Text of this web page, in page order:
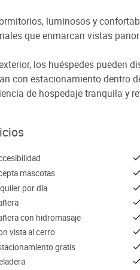
luminosos y
que enmarcan vistas
los huéspedes pueden
con estacionamiento dentro
de hospedaje tranquila y
mascotas
por día
con hidromasaje
vista al cerro
gratis